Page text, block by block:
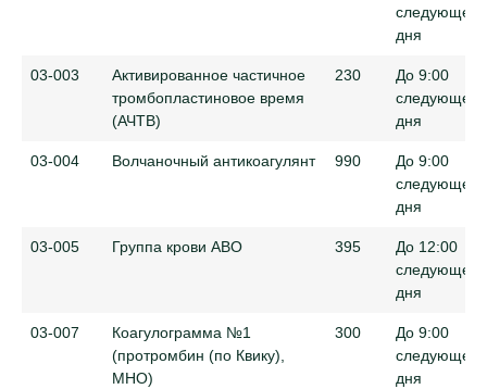
следующего
дня
03-003
Активированное частичное
тромбопластиновое время
(АЧТВ)
230
До 9:00
следующего
дня
03-004 Волчаночный антикоагулянт 990
До 9:00
следующего
дня
03-005 Группа крови ABO 395
До 12:00
следующего
дня
03-007
Коагулограмма №1
(протромбин (по Квику),
МНО)
300
До 9:00
следующего
дня